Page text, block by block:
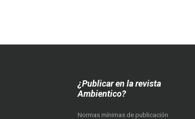
¿Publicar en la revista
Ambientico?
Normas mínimas de publicación